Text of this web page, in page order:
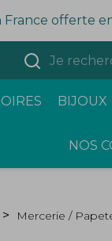
France offerte
BIJOUX
NOS
Mercerie /